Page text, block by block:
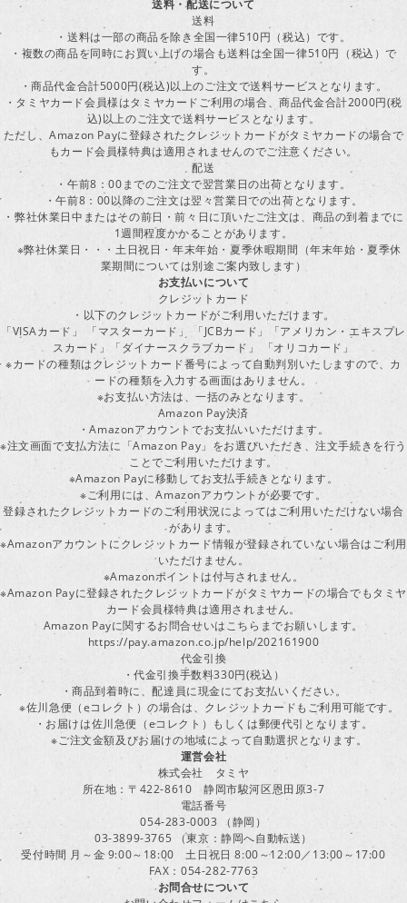
送料・配送について
送料
・送料は一部の商品を除き全国一律510円（税込）です。
・複数の商品を同時にお買い上げの場合も送料は全国一律510円（税込）で
す。
・商品代金合計5000円(税込)以上のご注文で送料サービスとなります。
・タミヤカード会員様はタミヤカードご利用の場合、商品代金合計2000円(税
込)以上のご注文で送料サービスとなります。
ただし、Amazon Payに登録されたクレジットカードがタミヤカードの場合で
もカード会員様特典は適用されませんのでご注意ください。
配送
・午前8：00までのご注文で翌営業日の出荷となります。
・午前8：00以降のご注文は翌々営業日での出荷となります。
・弊社休業日中またはその前日・前々日に頂いたご注文は、商品の到着までに
1週間程度かかることがあります。
※弊社休業日・・・土日祝日・年末年始・夏季休暇期間（年末年始・夏季休
業期間については別途ご案内致します）
お支払いについて
クレジットカード
・以下のクレジットカードがご利用いただけます。
「VISAカード」 「マスターカード」 「JCBカード」「アメリカン・エキスプレ
スカード」「ダイナースクラブカード」 「オリコカード」
※カードの種類はクレジットカード番号によって自動判別いたしますので、カ
ードの種類を入力する画面はありません。
※お支払い方法は、一括のみとなります。
Amazon Pay決済
・Amazonアカウントでお支払いいただけます。
※注文画面で支払方法に「Amazon Pay」をお選びいただき、注文手続きを行う
ことでご利用いただけます。
※Amazon Payに移動してお支払手続きとなります。
※ご利用には、Amazonアカウントが必要です。
登録されたクレジットカードのご利用状況によってはご利用いただけない場合
があります。
※Amazonアカウントにクレジットカード情報が登録されていない場合はご利用
いただけません。
※Amazonポイントは付与されません。
※Amazon Payに登録されたクレジットカードがタミヤカードの場合でもタミヤ
カード会員様特典は適用されません。
Amazon Payに関するお問合せいはこちらまでお願いします。
https://pay.amazon.co.jp/help/202161900
代金引換
・代金引換手数料330円(税込）
・商品到着時に、配達員に現金にてお支払いください。
※佐川急便（eコレクト）の場合は、クレジットカードもご利用可能です。
・お届けは佐川急便（eコレクト）もしくは郵便代引となります。
※ご注文金額及びお届けの地域によって自動選択となります。
運営会社
株式会社 タミヤ
所在地：〒422-8610 静岡市駿河区恩田原3-7
電話番号
054-283-0003 （静岡）
03-3899-3765 （東京：静岡へ自動転送）
受付時間 月～金 9:00～18:00 土日祝日 8:00～12:00／13:00～17:00
FAX：054-282-7763
お問合せについて